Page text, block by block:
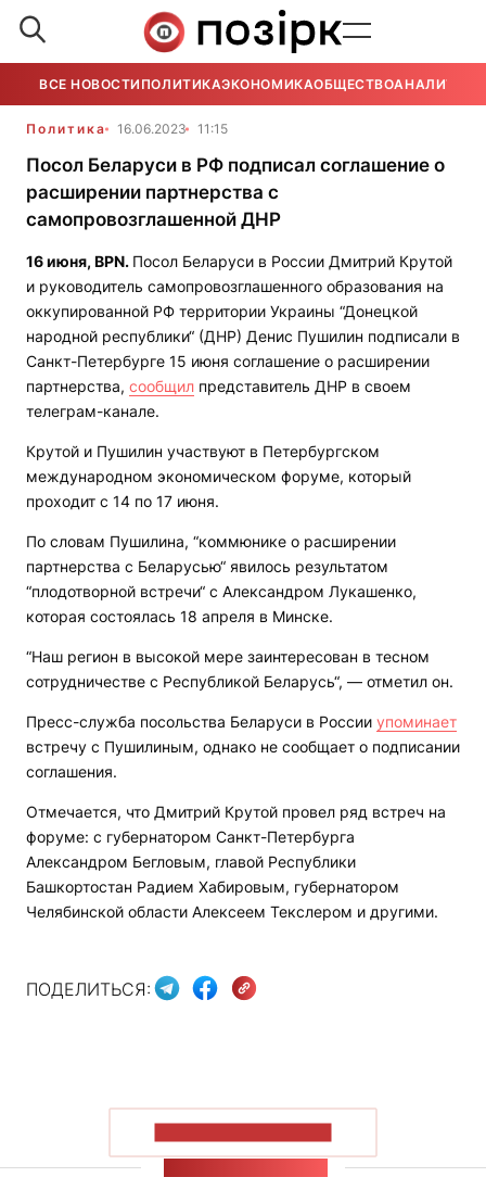
ВСЕ НОВОСТИ ПОЛИТИКАЭКОНОМИКАОБЩЕСТВОАНАЛИТИКА
Политика 16.06.2023 11:15
Посол Беларуси в РФ подписал соглашение о
расширении партнерства с
самопровозглашенной ДНР
16 июня, BPN. Посол Беларуси в России Дмитрий Крутой
и руководитель самопровозглашенного образования на
оккупированной РФ территории Украины “Донецкой
народной республики“ (ДНР) Денис Пушилин подписали в
Санкт-Петербурге 15 июня соглашение о расширении
партнерства, сообщил представитель ДНР в своем
телеграм-канале.
Крутой и Пушилин участвуют в Петербургском
международном экономическом форуме, который
проходит с 14 по 17 июня.
По словам Пушилина, “коммюнике о расширении
партнерства с Беларусью“ явилось результатом
“плодотворной встречи“ с Александром Лукашенко,
которая состоялась 18 апреля в Минске.
“Наш регион в высокой мере заинтересован в тесном
сотрудничестве с Республикой Беларусь“, — отметил он.
Пресс-служба посольства Беларуси в России упоминает
встречу с Пушилиным, однако не сообщает о подписании
соглашения.
Отмечается, что Дмитрий Крутой провел ряд встреч на
форуме: с губернатором Санкт-Петербурга
Александром Бегловым, главой Республики
Башкортостан Радием Хабировым, губернатором
Челябинской области Алексеем Текслером и другими.
ПОДЕЛИТЬСЯ: